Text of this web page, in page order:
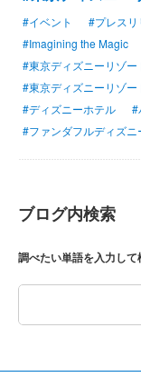
#イベント #プレスリ
#Imagining the Magic
#東京ディズニーリゾ
#東京ディズニーリゾ
#ディズニーホテル
#
#ファンダフルディズニ
ブログ内検索
調べたい単語を入力し